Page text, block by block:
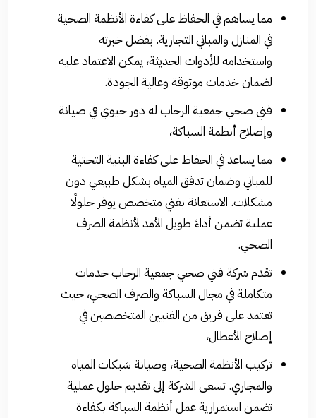
مما يساهم في الحفاظ على كفاءة الأنظمة الصحية
في المنازل والمباني التجارية. بفضل خبرته
واستخدامه للأدوات الحديثة، يمكن الاعتماد عليه
لضمان خدمات موثوقة وعالية الجودة.
فني صحي جمعية الرحاب له دور حيوي في صيانة
وإصلاح أنظمة السباكة،
مما يساعد في الحفاظ على كفاءة البنية التحتية
للمباني وضمان تدفق المياه بشكل طبيعي دون
مشكلات. الاستعانة بفني متخصص يوفر حلولًا
عملية تضمن أداءً طويل الأمد لأنظمة الصرف
الصحي.
تقدم شركة فني صحي جمعية الرحاب خدمات
متكاملة في مجال السباكة والصرف الصحي، حيث
تعتمد على فريق من الفنيين المتخصصين في
إصلاح الأعطال،
تركيب الأنظمة الصحية، وصيانة شبكات المياه
والمجاري. تسعى الشركة إلى تقديم حلول عملية
تضمن استمرارية عمل أنظمة السباكة بكفاءة